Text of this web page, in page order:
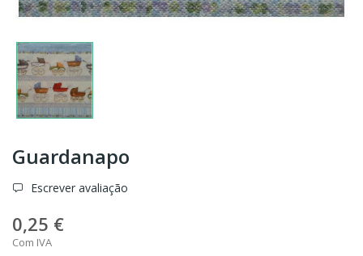
Guardanapo
Escrever avaliação
0,25 €
Com IVA